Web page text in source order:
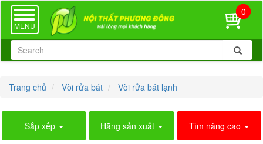
TOGGLE
NAVIGATION
MENU
0
Trang chủ Vòi rửa bát Vòi rửa bát lạnh
Sắp xếp Hãng sản xuất Tìm nâng cao